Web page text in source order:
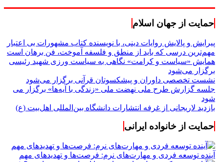
حمایت از جهان اسلام
پیرایش و پالایش روایات دینی، با نویسنده کتاب مشهورات بی اعتبار
مهم‌ترین درسی که باید از منطق و فلسفه آموخت، فن برهان است
همایش «سیاست و کرامت» نگاهی به سیاست ورزی شهید رئیسی
برگزار می‌شود
نشست تخصصی داوران و پیشکسوتان قرآنی برگزار می‌شود
جلسه گزارش طرح ملی نهضت ملی «زندگی با آیه‌ها» برگزار می
شود
بازدید لاریجانی از غرفه انتشارات دانشگاه بین‌المللی اهل‌بیت (ع)
حمایت از خانواده ایرانی
آینده توسعه فردی و مهارت‌های نرم: فرصت‌ها و تهدیدهای مهم